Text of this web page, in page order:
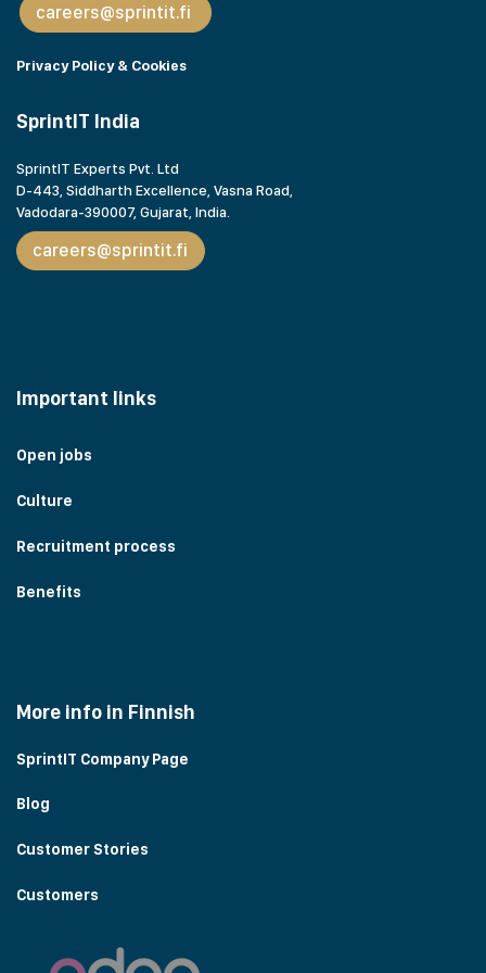
careers@sprintit.fi
Privacy Policy & Cookies
SprintIT India
SprintIT Experts Pvt. Ltd
D-443, Siddharth Excellence, Vasna Road,
Vadodara-390007, Gujarat, India.
careers@sprintit.fi
Important links
Open jobs
Culture
Recruitment process
Benefits
More info in Finnish
SprintIT Company Page
Blog
Customer Stories
Customers